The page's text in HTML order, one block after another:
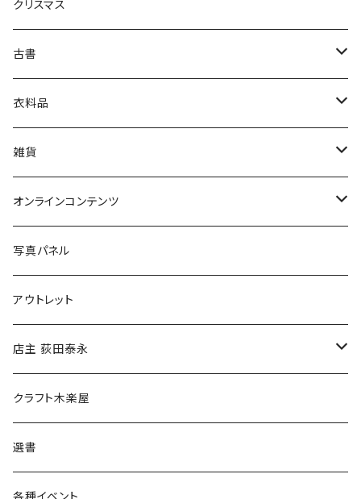
芸術・絵画・写真
絵本・児童書
娯楽・エンターテインメント
クリスマス
古書
古書セット
美術
衣料品
POLEWARDS
Tシャツ
雑貨
バッグ
ブックカバー
マグカップ
傘
食料品
その他
オンラインコンテンツ
冒険クロストーク
写真パネル
アウトレット
店主 荻田泰永
書籍
ウェア
クラフト木楽屋
選書
各種イベント